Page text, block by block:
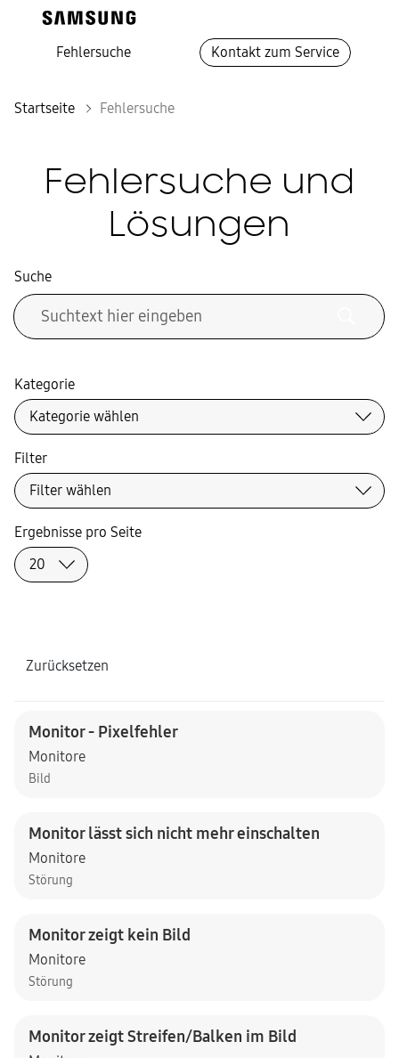
Fehlersuche Kontakt zum Service
Startseite Fehlersuche
Fehlersuche und
Lösungen
Suche
Kategorie
Filter
Zurücksetzen
Ergebnisse pro Seite
Monitor - Pixelfehler
Monitore
Bild
Monitor lässt sich nicht mehr einschalten
Monitore
Störung
Monitor zeigt kein Bild
Monitore
Störung
Monitor zeigt Streifen/Balken im Bild